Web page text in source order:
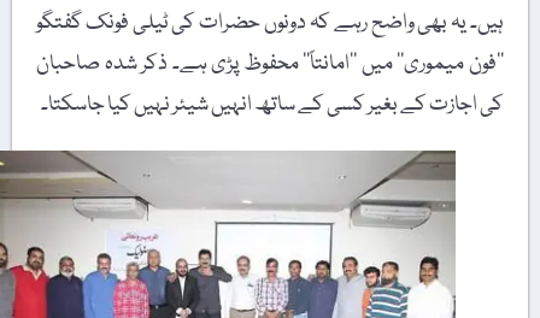
ہیں۔ یہ بھی واضح رہے کہ دونوں حضرات کی ٹیلی فونک گفتگو
’’فون میموری‘‘ میں ’’امانتاً‘‘ محفوظ پڑی ہے۔ ذکر شدہ صاحبان
کی اجازت کے بغیر کسی کے ساتھ انہیں شیئر نہیں کیا جاسکتا۔